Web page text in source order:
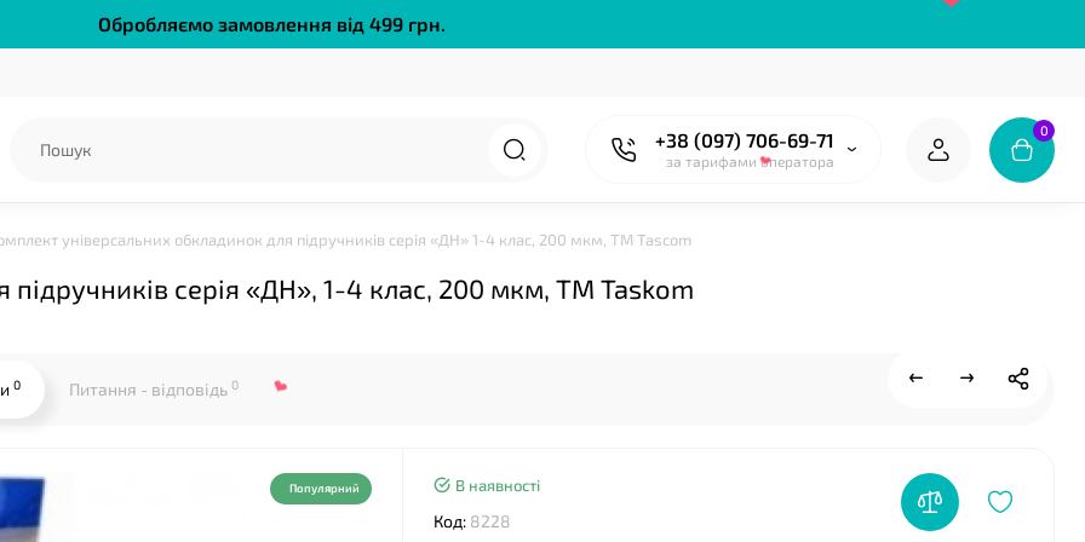
Обробляємо замовлення від 499 грн.
+38 (097) 706-69-71
за тарифами оператора
0
універсальних обкладинок для підручників серія «ДН» 1-4 клас, 200 мкм, ТМ Tascom
серія «ДН», 1-4 клас, 200 мкм, ТМ Taskom
0 Питання - відповідь 0
Популярний В наявності
Код: 8228